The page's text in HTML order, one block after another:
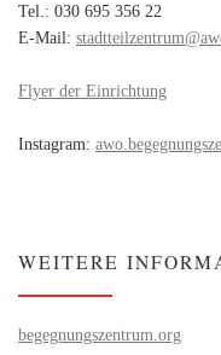
Tel.: 030 695 356 22
E-Mail:
Flyer der Einrichtung
Instagram:
WEITERE
begegnungszentrum.org